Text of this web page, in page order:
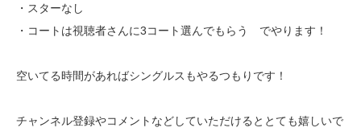
・スターなし
・コートは視聴者さんに3コート選んでもらう でやります！
空いてる時間があればシングルスもやるつもりです！
チャンネル登録やコメントなどしていただけるととても嬉しいで